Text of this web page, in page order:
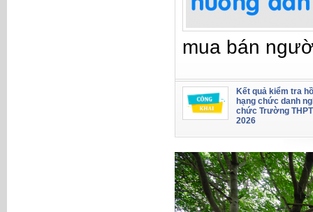
mua bán
Kết quả kiểm tra
hạng chức danh
chức Trường
2026